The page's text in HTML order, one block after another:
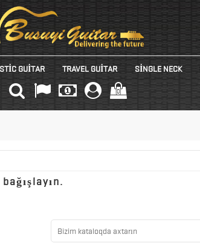
GUITAR TRAVEL GUITAR SINGLE NECK
(0)